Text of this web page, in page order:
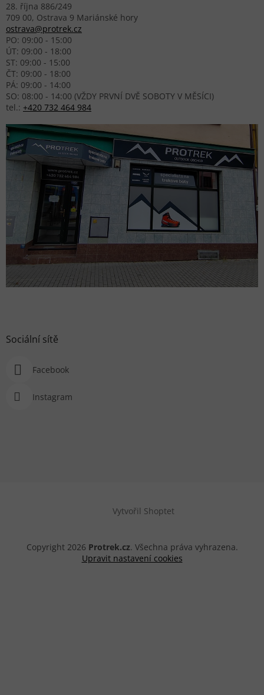
28. října 886/249
709 00, Ostrava 9 Mariánské hory
ostrava@protrek.cz
PO: 09:00 - 15:00
ÚT: 09:00 - 18:00
ST: 09:00 - 15:00
ČT: 09:00 - 18:00
PÁ: 09:00 - 14:00
SO: 08:00 - 14:00 (VŽDY PRVNÍ DVĚ SOBOTY V MĚSÍCI)
tel.: +420 732 464 984
Sociální sítě
Facebook
Instagram
Vytvořil Shoptet
Copyright 2026 Protrek.cz. Všechna práva vyhrazena.
Upravit nastavení cookies